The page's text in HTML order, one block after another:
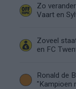
Zo
Vaart en
Zoveel
en FC
Ronald de
"Kampioen